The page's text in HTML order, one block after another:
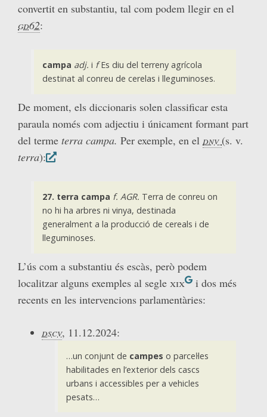
convertit en substantiu, tal com podem llegir en el
gd62:
campa adj. i fEs diu del terreny agrícola
destinat al conreu de cerelas i lleguminoses.
De moment, els diccionaris solen classificar esta
paraula només com adjectiu i únicament formant part
del terme terra campa. Per exemple, en el dnv (s. v.
terra):
27. terra campa f. AGR. Terra de conreu on
no hi ha arbres ni vinya, destinada
generalment a la producció de cereals i de
lleguminoses.
L’ús com a substantiu és escàs, però podem
localitzar alguns exemples al segle xix
i dos més
recents en les intervencions parlamentàries:
dscv, 11.12.2024:
…un conjunt de campes o parceŀles
habilitades en l’exterior dels cascs
urbans i accessibles per a vehicles
pesats…